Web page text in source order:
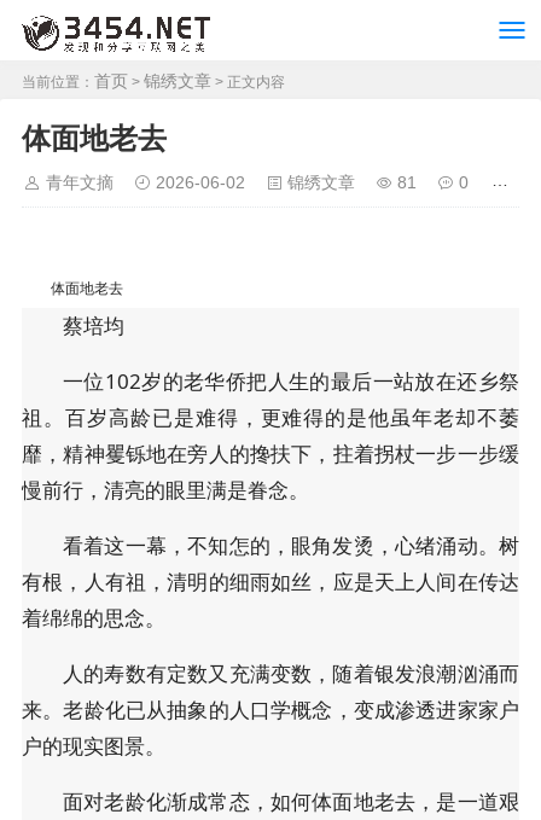
当前位置： 首页 > 锦绣文章 > 正文内容
体面地老去
青年文摘 2026-06-02 锦绣文章 81 0
体面地老去
蔡培均
一位102岁的老华侨把人生的最后一站放在还乡祭
祖。百岁高龄已是难得，更难得的是他虽年老却不萎
靡，精神矍铄地在旁人的搀扶下，拄着拐杖一步一步缓
慢前行，清亮的眼里满是眷念。
看着这一幕，不知怎的，眼角发烫，心绪涌动。树
有根，人有祖，清明的细雨如丝，应是天上人间在传达
着绵绵的思念。
人的寿数有定数又充满变数，随着银发浪潮汹涌而
来。老龄化已从抽象的人口学概念，变成渗透进家家户
户的现实图景。
面对老龄化渐成常态，如何体面地老去，是一道艰